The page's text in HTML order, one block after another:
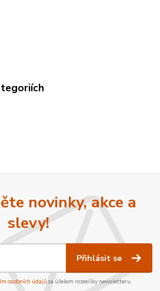
novinky, akce a
slevy!
Přihlásit se
osobních údajůza účelem rozesílky newsletteru.